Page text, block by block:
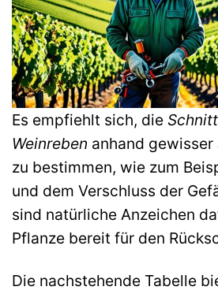
Es empfiehlt sich, die
Weinreben anhand
zu bestimmen, wie zum
und dem Verschluss der
sind natürliche Anzeichen
Pflanze bereit für den
Die nachstehende Tabelle